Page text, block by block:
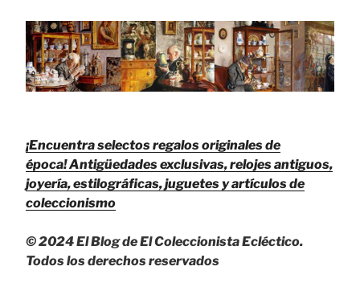
¡Encuentra selectos regalos originales de
época!Antigüedades exclusivas, relojes antiguos,
joyería, estilográficas, juguetes y artículos de
coleccionismo
© 2024 El Blog de El Coleccionista Ecléctico.
Todos los derechos reservados